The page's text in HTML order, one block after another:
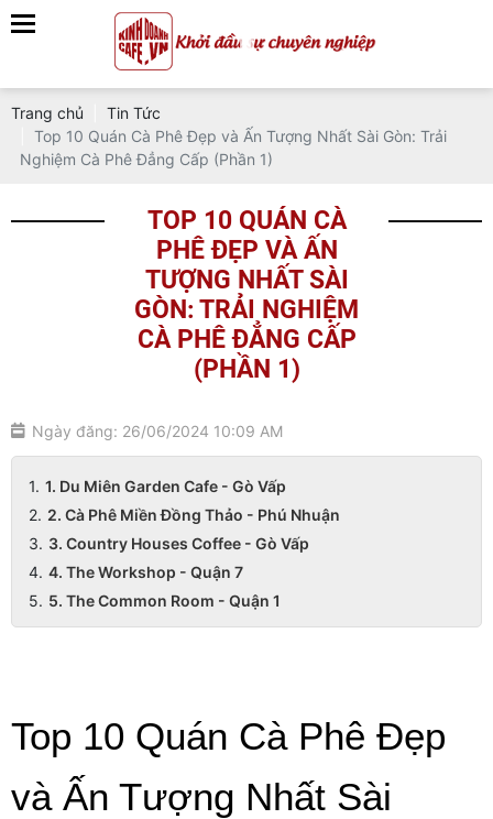
Trang chủ
Tin Tức
Top 10 Quán Cà Phê Đẹp và Ấn Tượng Nhất Sài Gòn: Trải
Nghiệm Cà Phê Đẳng Cấp (Phần 1)
TOP 10 QUÁN CÀ
PHÊ ĐẸP VÀ ẤN
TƯỢNG NHẤT SÀI
GÒN: TRẢI NGHIỆM
CÀ PHÊ ĐẲNG CẤP
(PHẦN 1)
Ngày đăng: 26/06/2024 10:09 AM
1. Du Miên Garden Cafe - Gò Vấp
2. Cà Phê Miền Đồng Thảo - Phú Nhuận
3. Country Houses Coffee - Gò Vấp
4. The Workshop - Quận 7
5. The Common Room - Quận 1
Top 10 Quán Cà Phê Đẹp
và Ấn Tượng Nhất Sài